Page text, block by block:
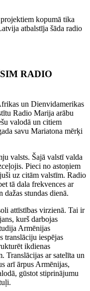
kopumā tika
atbalstīja šāda radio
RADIO
un Dienvidamerikas
Radio Marija arābu
valodā un citiem
savu Mariatona mērķi
valsts. Šajā valstī valda
Pieci no astoņiem
uz citām valstīm. Radio
tā dala frekvences ar
dažas stundas dienā.
attīstības virzienā. Tai ir
kurš darbojas
Armēnijas
translāciju iespējas
ikdienas
Translācijas ar satelīta un
arī ārpus Armēnijas,
gūstot stiprinājumu